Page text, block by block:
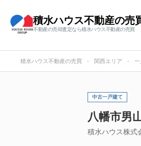
積水ハウス不動産の売
不動産の売却査定なら積水ハウス不動産の売買
積水ハウス不動産の売買 関西エリア 一
中古一戸建て
八幡市男
積水ハウス株式